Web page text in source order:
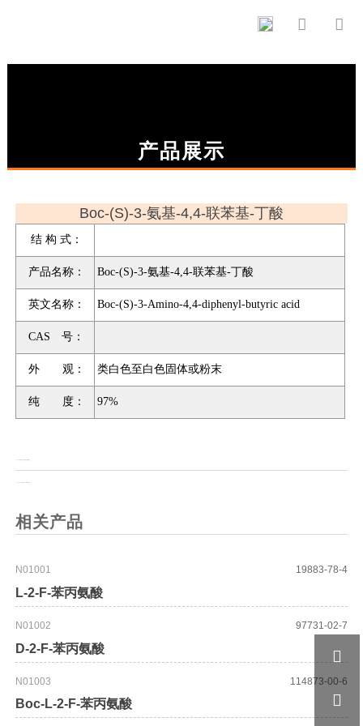
 
产品展示
Boc-(S)-3-氨基-4,4-联苯基-丁酸
结 构 式：
产品名称： Boc-(S)-3-氨基-4,4-联苯基-丁酸
英文名称： Boc-(S)-3-Amino-4,4-diphenyl-butyric acid
CAS 号：
外 观： 类白色至白色固体或粉末
纯 度： 97%
相关产品
N01001
L-2-F-苯丙氨酸
19883-78-4
N01002
D-2-F-苯丙氨酸
97731-02-7
N01003
Boc-L-2-F-苯丙氨酸
114873-00-6

